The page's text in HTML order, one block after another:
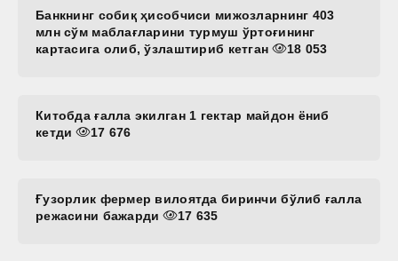
Банкнинг собиқ ҳисобчиси мижозларнинг 403
млн сўм маблағларини турмуш ўртоғининг
картасига олиб, ўзлаштириб кетган
18 053
Китобда ғалла экилган 1 гектар майдон ёниб
кетди
17 676
Ғузорлик фермер вилоятда биринчи бўлиб ғалла
режасини бажарди
17 635